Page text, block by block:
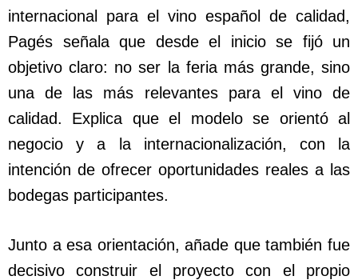
internacional para el vino español de calidad,
Pagés señala que desde el inicio se fijó un
objetivo claro: no ser la feria más grande, sino
una de las más relevantes para el vino de
calidad. Explica que el modelo se orientó al
negocio y a la internacionalización, con la
intención de ofrecer oportunidades reales a las
bodegas participantes.
Junto a esa orientación, añade que también fue
decisivo construir el proyecto con el propio